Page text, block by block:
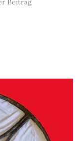
Beitrag